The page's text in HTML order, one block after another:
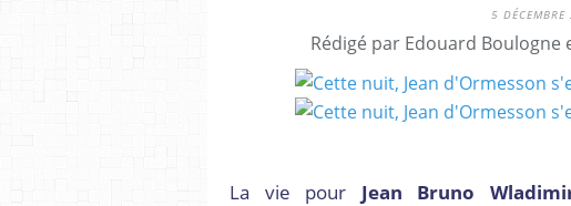
5
Rédigé par Edouard
La vie pour Jean Bruno